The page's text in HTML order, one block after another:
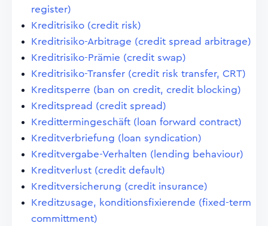
register)
Kreditrisiko (credit risk)
Kreditrisiko-Arbitrage (credit spread arbitrage)
Kreditrisiko-Prämie (credit swap)
Kreditrisiko-Transfer (credit risk transfer, CRT)
Kreditsperre (ban on credit, credit blocking)
Kreditspread (credit spread)
Kredittermingeschäft (loan forward contract)
Kreditverbriefung (loan syndication)
Kreditvergabe-Verhalten (lending behaviour)
Kreditverlust (credit default)
Kreditversicherung (credit insurance)
Kreditzusage, konditionsfixierende (fixed-term
committment)